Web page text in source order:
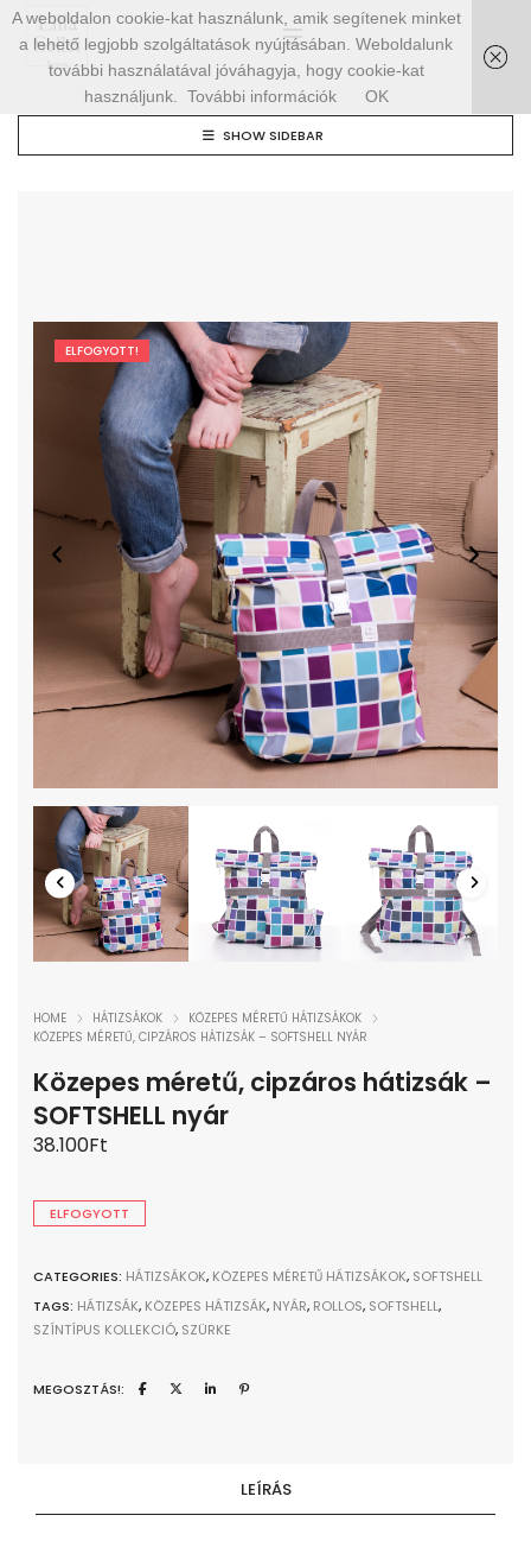
SHOW SIDEBAR
ELFOGYOTT!
HOME HÁTIZSÁKOK
KÖZEPES MÉRETŰ HÁTIZSÁKOK
KÖZEPES MÉRETŰ, CIPZÁROS HÁTIZSÁK – SOFTSHELL NYÁR
Közepes méretű, cipzáros hátizsák –
SOFTSHELL nyár
38.100Ft
ELFOGYOTT
CATEGORIES: HÁTIZSÁKOK, KÖZEPES MÉRETŰ HÁTIZSÁKOK, SOFTSHELL
TAGS: HÁTIZSÁK, KÖZEPES HÁTIZSÁK, NYÁR, ROLLOS, SOFTSHELL,
SZÍNTÍPUS KOLLEKCIÓ, SZÜRKE
MEGOSZTÁS!:
LEÍRÁS
A weboldalon cookie-kat használunk, amik segítenek minket
a lehető legjobb szolgáltatások nyújtásában. Weboldalunk
további használatával jóváhagyja, hogy cookie-kat
használjunk.
További információk OK